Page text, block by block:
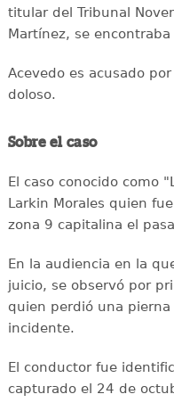
titular del Tribunal
Martínez, se
Acevedo es acusado
doloso.
Sobre el caso
El caso conocido como
Larkin Morales quien
zona 9 capitalina el
En la audiencia en la
juicio, se observó por
quien perdió una
incidente.
El conductor fue
capturado el 24 de